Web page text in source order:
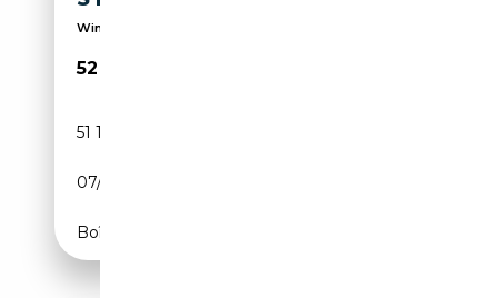
Winterräder auf Anfrage verfügbar
52 780€
51 104 km
07/2023
Boîte automatique